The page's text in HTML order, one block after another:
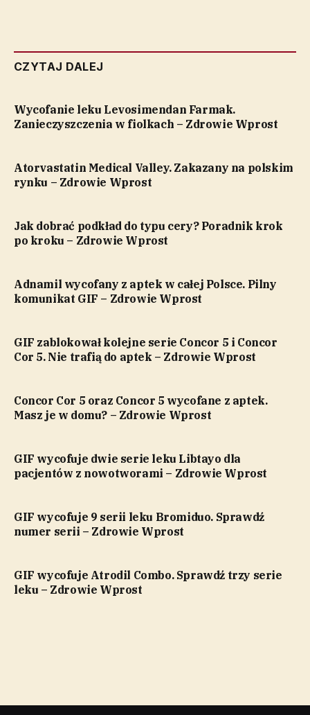
CZYTAJ DALEJ
Wycofanie leku Levosimendan Farmak.
Zanieczyszczenia w fiolkach – Zdrowie Wprost
Atorvastatin Medical Valley. Zakazany na polskim
rynku – Zdrowie Wprost
Jak dobrać podkład do typu cery? Poradnik krok
po kroku – Zdrowie Wprost
Adnamil wycofany z aptek w całej Polsce. Pilny
komunikat GIF – Zdrowie Wprost
GIF zablokował kolejne serie Concor 5 i Concor
Cor 5. Nie trafią do aptek – Zdrowie Wprost
Concor Cor 5 oraz Concor 5 wycofane z aptek.
Masz je w domu? – Zdrowie Wprost
GIF wycofuje dwie serie leku Libtayo dla
pacjentów z nowotworami – Zdrowie Wprost
GIF wycofuje 9 serii leku Bromiduo. Sprawdź
numer serii – Zdrowie Wprost
GIF wycofuje Atrodil Combo. Sprawdź trzy serie
leku – Zdrowie Wprost